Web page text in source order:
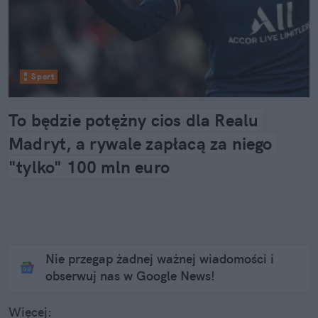
Sport
To będzie potężny cios dla Realu
Madryt, a rywale zapłacą za niego
"tylko" 100 mln euro
Nie przegap żadnej ważnej wiadomości i
obserwuj nas w Google News!
Więcej: